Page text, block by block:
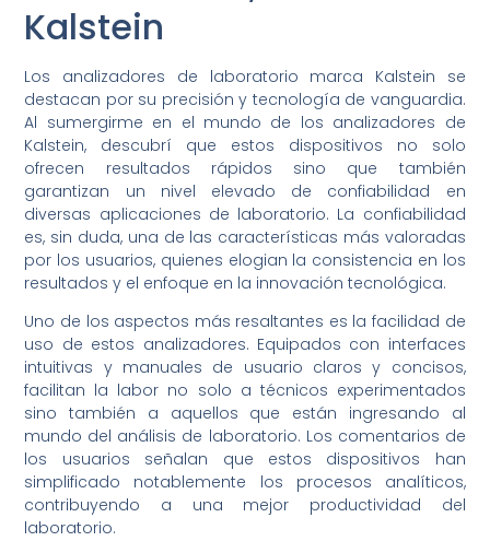
Kalstein
Los analizadores de laboratorio marca Kalstein se
destacan por su precisión y tecnología de vanguardia.
Al sumergirme en el mundo de los analizadores de
Kalstein, descubrí que estos dispositivos no solo
ofrecen resultados rápidos sino que también
garantizan un nivel elevado de confiabilidad en
diversas aplicaciones de laboratorio. La confiabilidad
es, sin duda, una de las características más valoradas
por los usuarios, quienes elogian la consistencia en los
resultados y el enfoque en la innovación tecnológica.
Uno de los aspectos más resaltantes es la facilidad de
uso de estos analizadores. Equipados con interfaces
intuitivas y manuales de usuario claros y concisos,
facilitan la labor no solo a técnicos experimentados
sino también a aquellos que están ingresando al
mundo del análisis de laboratorio. Los comentarios de
los usuarios señalan que estos dispositivos han
simplificado notablemente los procesos analíticos,
contribuyendo a una mejor productividad del
laboratorio.